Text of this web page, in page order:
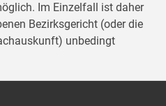
Im Einzelfall ist daher
Bezirksgericht (oder die
unbedingt